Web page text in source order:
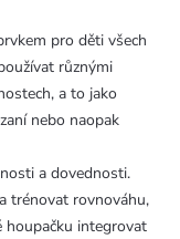
pro děti všech
různými
a to jako
nebo naopak
a dovednosti.
trénovat rovnováhu,
houpačku integrovat